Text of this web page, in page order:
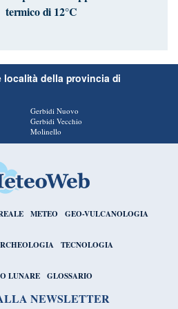
termico di 12°C
località della provincia di
Gerbidi Nuovo
Gerbidi Vecchio
Molinello
METEO GEO-VULCANOLOGIA
TECNOLOGIA
LUNARE GLOSSARIO
NEWSLETTER